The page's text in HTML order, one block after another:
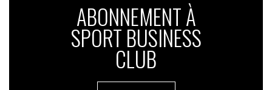
ABONNEMENT À
SPORT BUSINESS
CLUB